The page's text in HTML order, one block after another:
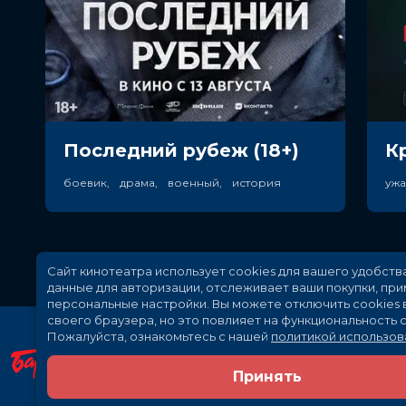
Последний рубеж (18+)
боевик, драма, военный, история
Сайт кинотеатра использует cookies для вашего
данные для авторизации, отслеживает ваши покупки,
персональные настройки. Вы можете отключить cookies
своего браузера, но это повлияет на функциональность
Пожалуйста, ознакомьтесь с нашей политикой
Принять